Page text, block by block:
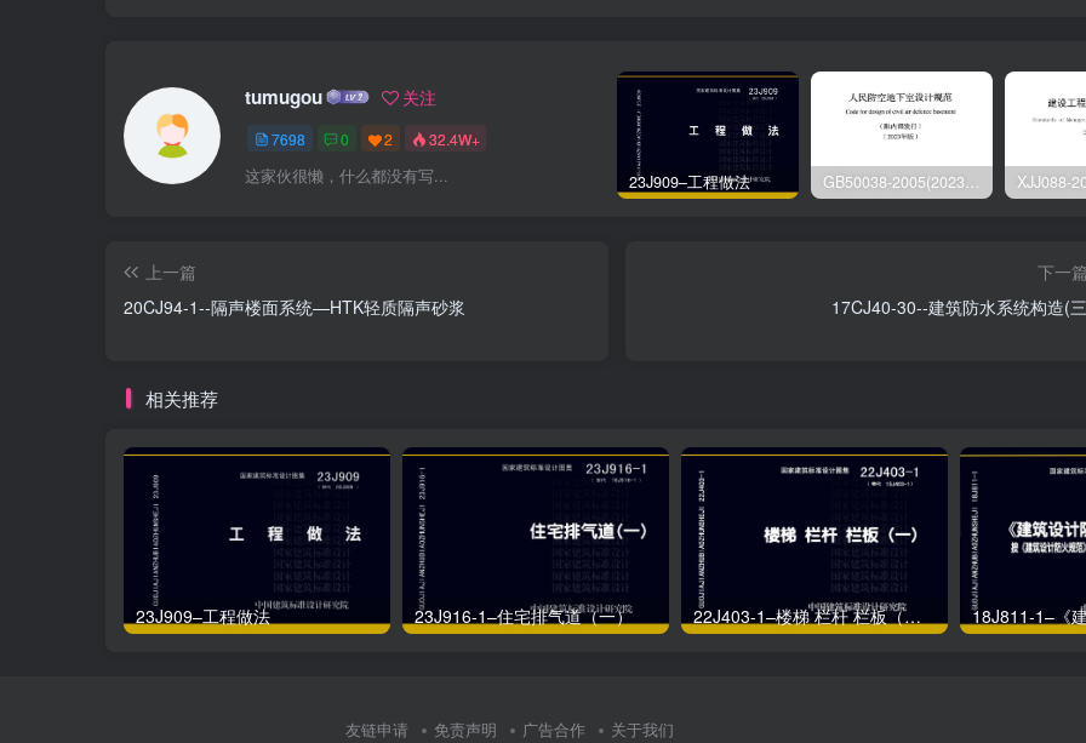
tumugou 关注
7698 0 2 32.4W+
这家伙很懒，什么都没有写... 23J909–工程做法 GB50038-2005(2023版)–人民防空地下室设计规范
上一篇
20CJ94-1--隔声楼面系统—HTK轻质隔声砂浆
下一篇
17CJ40-30--建筑防水系统构造(
相关推荐
23J909–工程做法 23J916-1–住宅排气道（一） 22J403-1–楼梯 栏杆 栏板（一）
友链申请 免责声明 广告合作 关于我们